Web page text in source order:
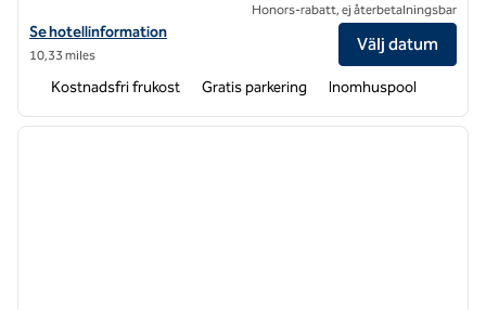
Visa hotelldetaljer för Hampton Inn & Suites Mahwah
Se hotellinformation
10,33 miles
Honors-rabatt, ej återbetalningsbar
Välj datum
Kostnadsfri frukost Gratis parkering Inomhuspool
1 av 12
nästa